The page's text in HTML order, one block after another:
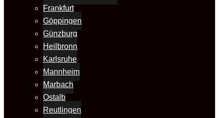
Frankfurt
Göppingen
Günzburg
Heilbronn
Karlsruhe
Mannheim
Marbach
Ostalb
Reutlingen